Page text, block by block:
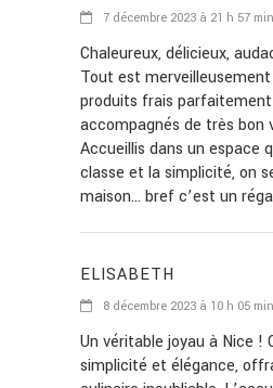
7 décembre 2023 à 21 h 57 min
Chaleureux, délicieux,
Tout est
produits frais parfaitement
accompagnés de très bon
Accueillis dans un espace
classe et la simplicité, on
maison… bref c’est un
ELISABETH
8 décembre 2023 à 10 h 05 min
Un véritable joyau à Nice !
simplicité et élégance,